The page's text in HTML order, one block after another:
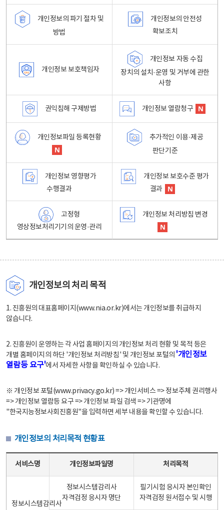
개인정보의 파기 절차 및
방법
개인정보의 안전성
확보조치
개인정보 보호책임자
개인정보 자동 수집
장치의 설치·운영 및 거부에 관한
사항
권익침해 구제방법 개인정보 열람청구
개인정보파일 등록현황
추가적인 이용·제공
판단기준
개인정보 영향평가
수행결과
개인정보 보호수준 평가
결과
고정형
영상정보처리기기의 운영·관리
개인정보 처리방침 변경
개인정보의 처리 목적
1. 진흥원의 대표홈페이지(www.nia.or.kr)에서는 개인정보를 취급하지
않습니다.
2. 진흥원이 운영하는 각 사업 홈페이지의 개인정보 처리 현황 및 목적 등은
개별 홈페이지의 하단 '개인정보 처리방침' 및 개인정보 포털의 '개인정보
열람등 요구'에서 자세한 사항을 확인하실 수 있습니다.
※ 개인정보 포털(www.privacy.go.kr) => 개인서비스 => 정보주체 권리행사
=> 개인정보 열람등 요구 => 개인정보 파일 검색 => 기관명에
"한국지능정보사회진흥원"을 입력하면 세부 내용을 확인할 수 있습니다.
개인정보의 처리목적 현황표
서비스명 개인정보파일명 처리목적
정보시스템감리사
정보시스템감리사
자격검정 응시자 명단
필기시험 응시자 본인확인
자격검정 원서접수 및 시행